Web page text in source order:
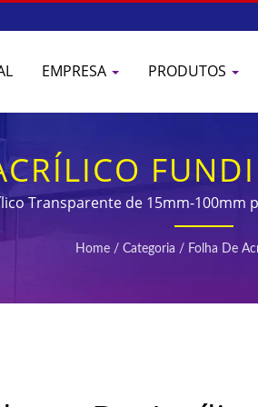
EMPRESA PRODUTOS
COM
Transparente de 15mm-100mm
Home / Categoria / Folha De